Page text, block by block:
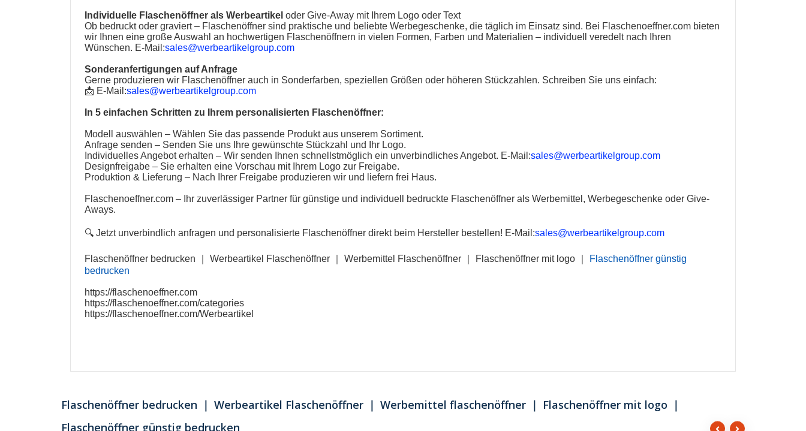
Individuelle Flaschenöffner als Werbeartikel oder Give-Away mit Ihrem Logo oder Text
Ob bedruckt oder graviert – Flaschenöffner sind praktische und beliebte Werbegeschenke, die täglich im Einsatz sind. Bei Flaschenoeffner.com bieten
wir Ihnen eine große Auswahl an hochwertigen Flaschenöffnern in vielen Formen, Farben und Materialien – individuell veredelt nach Ihren
Wünschen. E-Mail:sales@werbeartikelgroup.com
Sonderanfertigungen auf Anfrage
Gerne produzieren wir Flaschenöffner auch in Sonderfarben, speziellen Größen oder höheren Stückzahlen. Schreiben Sie uns einfach:
📩 E-Mail:sales@werbeartikelgroup.com
In 5 einfachen Schritten zu Ihrem personalisierten Flaschenöffner:
Modell auswählen – Wählen Sie das passende Produkt aus unserem Sortiment.
Anfrage senden – Senden Sie uns Ihre gewünschte Stückzahl und Ihr Logo.
Individuelles Angebot erhalten – Wir senden Ihnen schnellstmöglich ein unverbindliches Angebot. E-Mail:sales@werbeartikelgroup.com
Designfreigabe – Sie erhalten eine Vorschau mit Ihrem Logo zur Freigabe.
Produktion & Lieferung – Nach Ihrer Freigabe produzieren wir und liefern frei Haus.
Flaschenoeffner.com – Ihr zuverlässiger Partner für günstige und individuell bedruckte Flaschenöffner als Werbemittel, Werbegeschenke oder Give-
Aways.
🔍 Jetzt unverbindlich anfragen und personalisierte Flaschenöffner direkt beim Hersteller bestellen! E-Mail:sales@werbeartikelgroup.com
Flaschenöffner bedrucken ｜Werbeartikel Flaschenöffner ｜Werbemittel Flaschenöffner Flaschenöffner mit logo
Flaschenöffner günstig
bedrucken
https://flaschenoeffner.com
https://flaschenoeffner.com/categories
https://flaschenoeffner.com/Werbeartikel
Flaschenöffner bedrucken ｜ Werbeartikel Flaschenöffner ｜ Werbemittel flaschenöffner ｜ Flaschenöffner mit logo ｜
Flaschenöffner günstig bedrucken